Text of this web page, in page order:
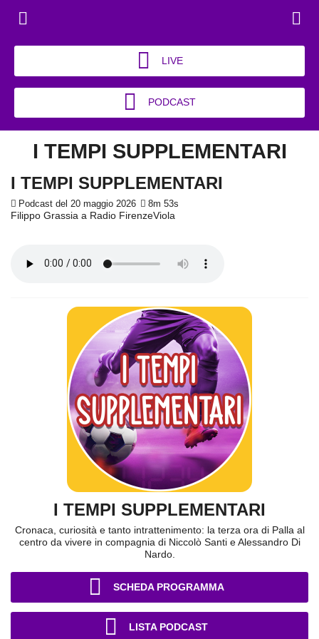
LIVE
PODCAST
I TEMPI SUPPLEMENTARI
I TEMPI SUPPLEMENTARI
Podcast del 20 maggio 2026 8m 53s
Filippo Grassia a Radio FirenzeViola
I TEMPI SUPPLEMENTARI
Cronaca, curiosità e tanto intrattenimento: la terza ora di Palla al
centro da vivere in compagnia di Niccolò Santi e Alessandro Di
Nardo.
SCHEDA PROGRAMMA
LISTA PODCAST